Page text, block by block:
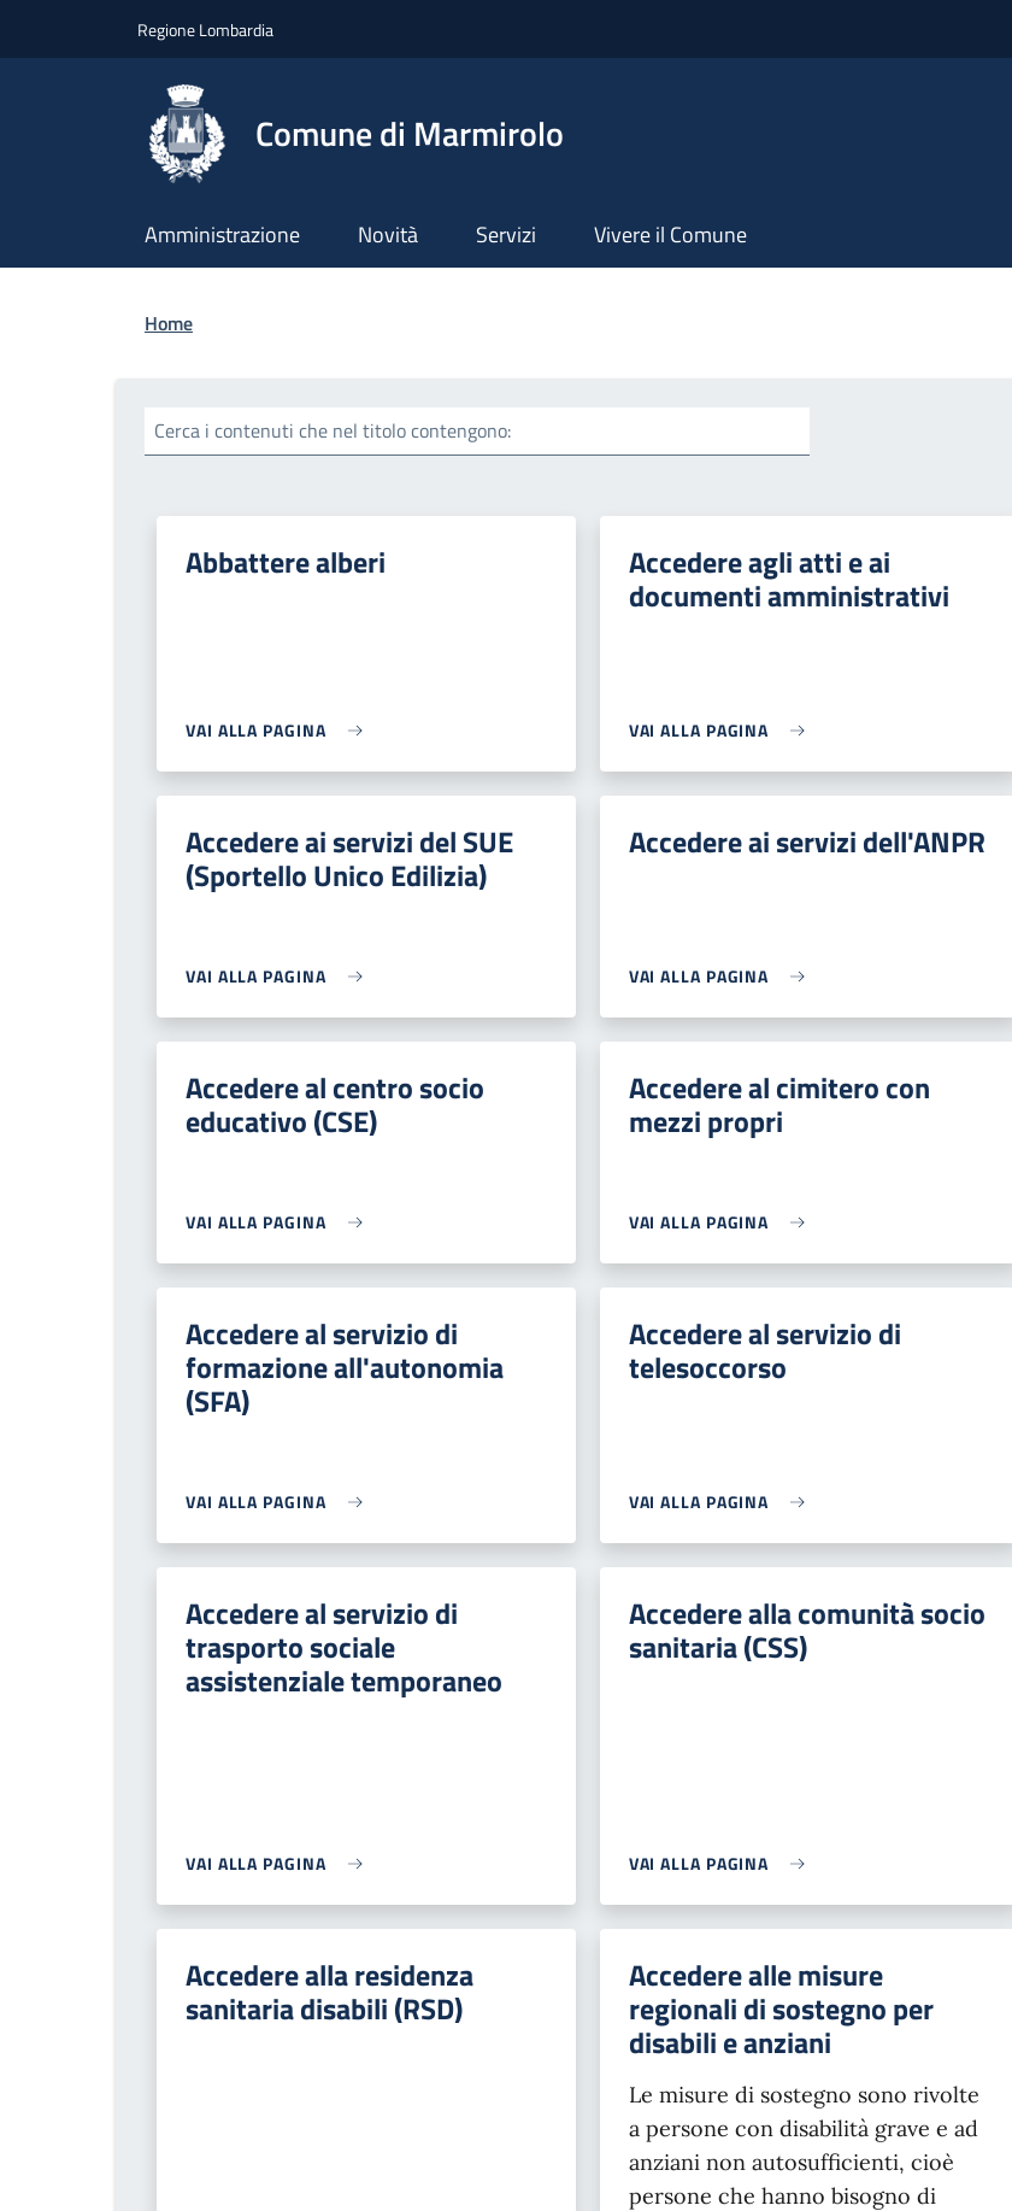
Regione Lombardia
Comune di Marmirolo
Amministrazione Novità Servizi Vivere il Comune
Briciole di pane
Home
Cerca i contenuti che nel titolo contengono:
Abbattere alberi
VAI ALLA PAGINA
Accedere agli atti e ai
documenti amministrativi
VAI ALLA PAGINA
Accedere ai servizi del SUE
(Sportello Unico Edilizia)
VAI ALLA PAGINA
Accedere ai servizi dell'ANPR
VAI ALLA PAGINA
Accedere al centro socio
educativo (CSE)
VAI ALLA PAGINA
Accedere al cimitero con
mezzi propri
VAI ALLA PAGINA
Accedere al servizio di
formazione all'autonomia
(SFA)
VAI ALLA PAGINA
Accedere al servizio di
telesoccorso
VAI ALLA PAGINA
Accedere al servizio di
trasporto sociale
assistenziale temporaneo
VAI ALLA PAGINA
Accedere alla comunità socio
sanitaria (CSS)
VAI ALLA PAGINA
Accedere alla residenza
sanitaria disabili (RSD)
Accedere alle misure
regionali di sostegno per
disabili e anziani
Le misure di sostegno sono rivolte
a persone con disabilità grave e ad
anziani non autosufficienti, cioè
persone che hanno bisogno di